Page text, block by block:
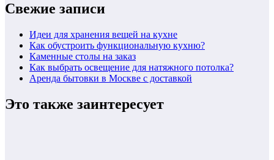
Свежие записи
Идеи для хранения вещей на кухне
Как обустроить функциональную кухню?
Каменные столы на заказ
Как выбрать освещение для натяжного потолка?
Аренда бытовки в Москве с доставкой
Это также заинтересует